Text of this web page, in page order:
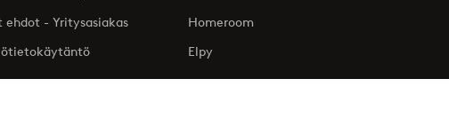
ehdot - Yritysasiakas
Homeroom
Elpy